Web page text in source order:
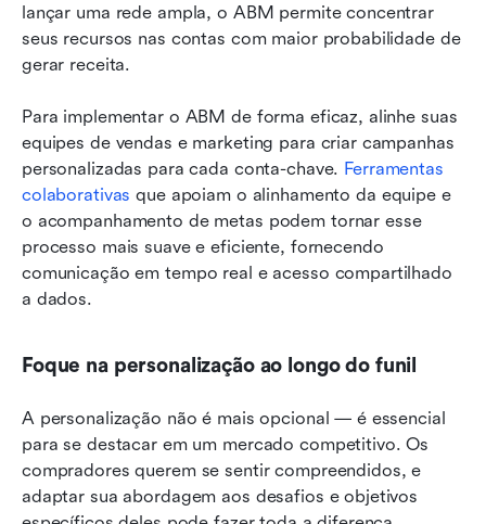
lançar uma rede ampla, o ABM permite concentrar
seus recursos nas contas com maior probabilidade de
gerar receita.
Para implementar o ABM de forma eficaz, alinhe suas
equipes de vendas e marketing para criar campanhas
personalizadas para cada conta-chave. Ferramentas
colaborativas que apoiam o alinhamento da equipe e
o acompanhamento de metas podem tornar esse
processo mais suave e eficiente, fornecendo
comunicação em tempo real e acesso compartilhado
a dados.
Foque na personalização ao longo do funil
A personalização não é mais opcional — é essencial
para se destacar em um mercado competitivo. Os
compradores querem se sentir compreendidos, e
adaptar sua abordagem aos desafios e objetivos